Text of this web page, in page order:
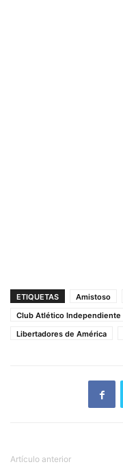
ETIQUETAS Amistoso
Club Atlético Independiente
Libertadores de América
Artículo anterior